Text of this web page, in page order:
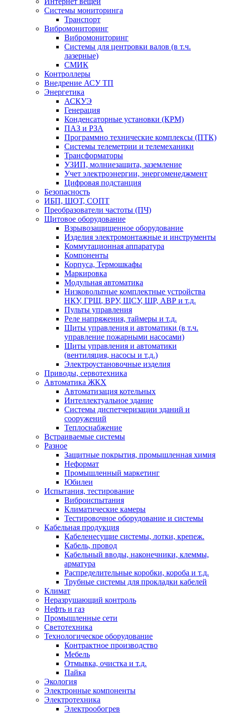
Системы мониторинга
Транспорт
Вибромониторинг
Вибромониторинг
Системы для центровки валов (в т.ч.
лазерные)
СМИК
Контроллеры
Внедрение АСУ ТП
Энергетика
АСКУЭ
Генерация
Конденсаторные установки (КРМ)
ПАЗ и РЗА
Программно технические комплексы (ПТК)
Системы телеметрии и телемеханики
Трансформаторы
УЗИП, молниезащита, заземление
Учет электроэнергии, энергоменеджмент
Цифровая подстанция
Безопасность
ИБП, ШОТ, СОПТ
Преобразователи частоты (ПЧ)
Щитовое оборудование
Взрывозащищенное оборудование
Изделия электромонтажные и инструменты
Коммутационная аппаратура
Компоненты
Корпуса, Термошкафы
Маркировка
Модульная автоматика
Низковольтные комплектные устройства
НКУ, ГРЩ, ВРУ, ЩСУ, ШР, АВР и т.д.
Пульты управления
Реле напряжения, таймеры и т.д.
Щиты управления и автоматики (в т.ч.
управление пожарными насосами)
Щиты управления и автоматики
(вентиляция, насосы и т.д.)
Электроустановочные изделия
Приводы, сервотехника
Автоматика ЖКХ
Автоматизация котельных
Интеллектуальное здание
Системы диспетчеризации зданий и
сооружений
Теплоснабжение
Встраиваемые системы
Разное
Защитные покрытия, промышленная химия
Неформат
Промышленный маркетинг
Юбилеи
Испытания, тестирование
Виброиспытания
Климатические камеры
Тестировочное оборудование и системы
Кабельная продукция
Кабеленесущие системы, лотки, крепеж.
Кабель, провод
Кабельный вводы, наконечники, клеммы,
арматура
Распределительные коробки, короба и т.д.
Трубные системы для прокладки кабелей
Климат
Неразрушающий контроль
Нефть и газ
Промышленные сети
Светотехника
Технологическое оборудование
Контрактное производство
Мебель
Отмывка, очистка и т.д.
Пайка
Экология
Электронные компоненты
Электротехника
Электрообогрев